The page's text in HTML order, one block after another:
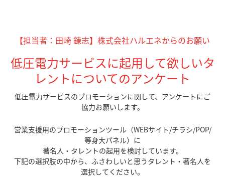
【担当者：田崎 錬志】株式会社ハルエネからのお願い
低圧電力サービスに起用して欲しいタ
レントについてのアンケート
低圧電力サービスのプロモーションに関して、アンケートにご
協力お願いします。
営業支援用のプロモーションツール（WEBサイト/チラシ/POP/
等身大パネル）に
著名人・タレントの起用を検討しています。
下記の選択肢の中から、ふさわしいと思うタレント・著名人を
選択してください。